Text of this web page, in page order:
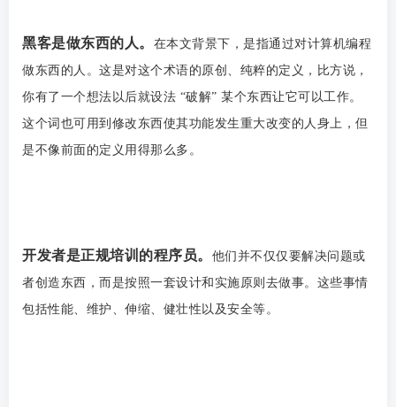
黑客是做东西的人。 在本文背景下，是指通过对计算机编程
做东西的人。这是对这个术语的原创、纯粹的定义，比方说，
你有了一个想法以后就设法 “破解” 某个东西让它可以工作。
这个词也可用到修改东西使其功能发生重大改变的人身上，但
是不像前面的定义用得那么多。
开发者是正规培训的程序员。 他们并不仅仅要解决问题或
者创造东西，而是按照一套设计和实施原则去做事。这些事情
包括性能、维护、伸缩、健壮性以及安全等。